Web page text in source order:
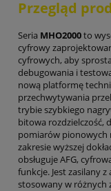
Przegląd
Seria MHO2000to
cyfrowy
cyfrowych, aby
debugowania i
nową platformę
przechwytywania
trybie szybkiego
bitowa rozdzielczość,
pomiarów pionowych
zakresie wyższej
obsługuje AFG,
funkcje. Jest zasilany
stosowany w różnych